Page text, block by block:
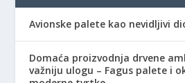
Avionske palete kao nevidljivi
Domaća proizvodnja drvene
važniju ulogu – Fagus palete i